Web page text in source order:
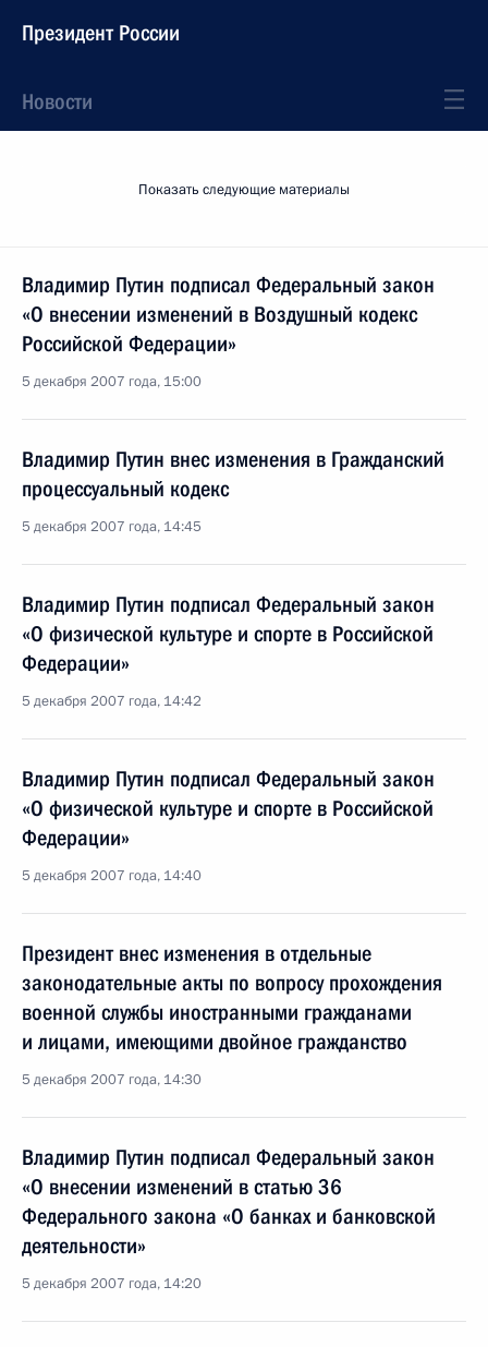
Президент России
Новости
Показать следующие материалы
Владимир Путин подписал Федеральный закон
«О внесении изменений в Воздушный кодекс
Российской Федерации»
5 декабря 2007 года, 15:00
Владимир Путин внес изменения в Гражданский
процессуальный кодекс
5 декабря 2007 года, 14:45
Владимир Путин подписал Федеральный закон
«О физической культуре и спорте в Российской
Федерации»
5 декабря 2007 года, 14:42
Владимир Путин подписал Федеральный закон
«О физической культуре и спорте в Российской
Федерации»
5 декабря 2007 года, 14:40
Президент внес изменения в отдельные
законодательные акты по вопросу прохождения
военной службы иностранными гражданами
и лицами, имеющими двойное гражданство
5 декабря 2007 года, 14:30
Владимир Путин подписал Федеральный закон
«О внесении изменений в статью 36
Федерального закона «О банках и банковской
деятельности»
5 декабря 2007 года, 14:20